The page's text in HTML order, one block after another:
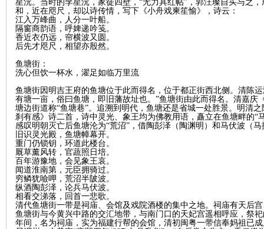
星沅。当时的李星沅，家徒四壁，“无力具红帖”，郭汪璨自买与之
和，近在咫尺，却以诗传情，写下《小舟戏柬笙愉》，诗云：
江入万峰曲，人分一叶船。
隔窗商韵语，呼婢递吟笺。
香近衣仍远，帘横波又圆。
后先才咫尺，相望亦殷然。
鱼塘街：
洗心但饮一杯水，濯足如临万里流
鱼塘街因明吉王府的鱼塘位于此而得名，位于都正街西北侧。清陈
有塘一亩，俗曰鱼塘，即旧藩故址也。”鱼塘街由此而得名。清嘉庆
塘边街道称“鱼塘巷”。追溯到明代，鱼塘还是省城一处胜景。明清
刹有感》诗二首，诗中灵光、象王均为佛教用语，矗立在鱼塘畔的“
感叹明朝灭亡后鱼塘沦为“荒沼”，借陶彭泽（陶渊明）和马伏波（
旧识灵光殿，鱼塘幛幕开。
重门仍锁钥，环道此楼台。
厩草薰风转，官蔬照日培。
百年游豫地，会见象王哀。
闻道淮南第，元臣拥骑过。
穷鳞犹噞呷，荒沼半陂波。
纵酒陶彭泽，论兵马伏波。
相看交涕落，回首一悲歌。
清代鱼塘街一带是祠庙、会馆及戏院酒楼的集中之地。祠庙有天后
鱼塘街与今黄兴中路的交汇地带，与南门口的天妃宫遥相呼应，
年间，名为祠庙，实为福建行帮的会馆，清初闽粤一带信奉妈祖已